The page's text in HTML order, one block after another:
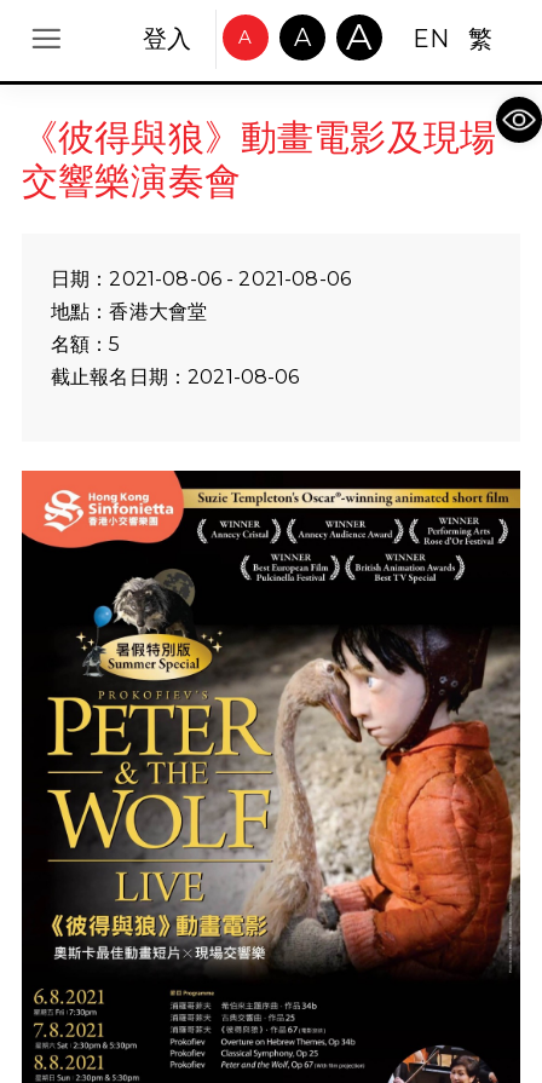
登入 A A A EN 繁
《彼得與狼》動畫電影及現場
交響樂演奏會
日期：2021-08-06 - 2021-08-06
地點：香港大會堂
名額：5
截止報名日期：2021-08-06